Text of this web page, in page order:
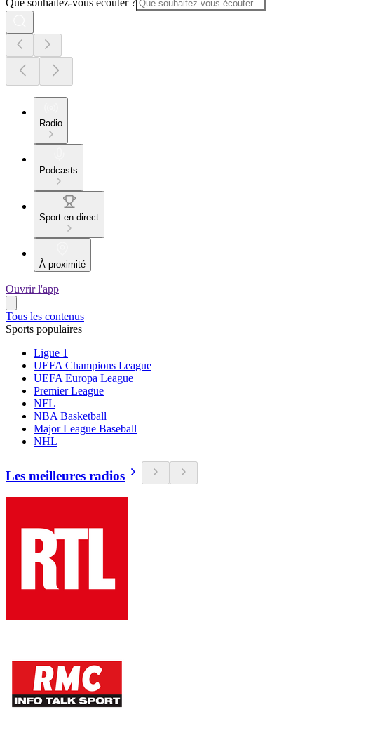
Que souhaitez-vous écouter ?
Radio
Podcasts
Sport en direct
À proximité
Ouvrir l'app
Tous les contenus
Sports populaires
Ligue 1
UEFA Champions League
UEFA Europa League
Premier League
NFL
NBA Basketball
Major League Baseball
NHL
Les meilleures radios